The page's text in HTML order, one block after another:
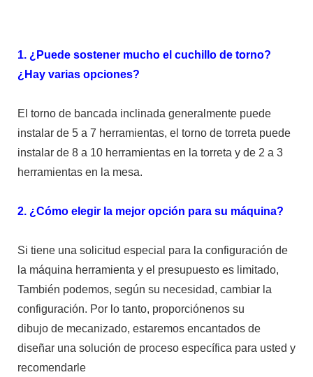
1. ¿Puede sostener mucho el cuchillo de torno?
¿Hay varias opciones?
El torno de bancada inclinada generalmente puede
instalar de 5 a 7 herramientas, el torno de torreta puede
instalar de 8 a 10 herramientas en la torreta y de 2 a 3
herramientas en la mesa.
2. ¿Cómo elegir la mejor opción para su máquina?
Si tiene una solicitud especial para la configuración de
la máquina herramienta y el presupuesto es limitado,
También podemos, según su necesidad, cambiar la
configuración. Por lo tanto, proporciónenos su
dibujo de mecanizado, estaremos encantados de
diseñar una solución de proceso específica para usted y
recomendarle